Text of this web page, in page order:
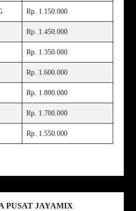
Rp. 1.150.000
Rp. 1.450.000
Rp. 1.350.000
Rp. 1.600.000
Rp. 1.800.000
Rp. 1.700.000
Rp. 1.550.000
PUSAT JAYAMIX